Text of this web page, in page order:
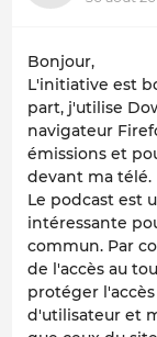
Bonjour,
L'initiative est
part, j'utilise
navigateur
émissions et
devant ma télé.
Le podcast est
intéressante
commun. Par
de l'accès au
protéger
d'utilisateur et